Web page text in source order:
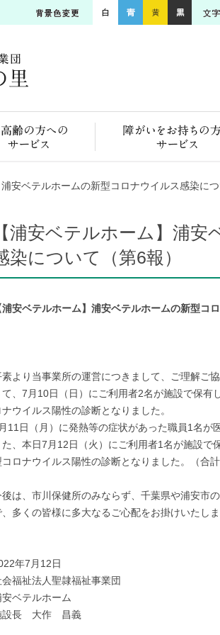
安ベテルホームの新型コロナウイルス感染につ
浦安ベテルホーム】浦安
染について（第6報）
浦安ベテルホーム】浦安ベテルホームの新型コ
素より当事業所の運営につきまして、ご理解ご
て、7月10日（日）にご利用者2名が施設で保有
ナウイルス陽性の診断となりました。
11日（月）に発熱等の症状があった職員1名が
た、本日7月12日（火）にご利用者1名が施設で
コロナウイルス陽性の診断となりました。（
後は、市川保健所のみならず、千葉県や浦安市
、多くの皆様に多大なるご心配をお掛けいたし
年7月12日
会福祉法人聖隷福祉事業団
安ベテルホーム
設長 大作 昌義